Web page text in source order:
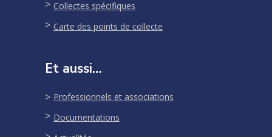
Collectes spécifiques
Carte des points de collecte
Et aussi…
Professionnels et associations
Documentations